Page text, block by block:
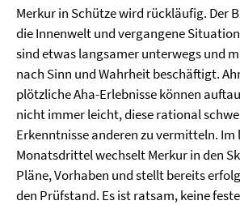
Merkur in Schütze wird rückläufig. Der
die Innenwelt und vergangene
sind etwas langsamer unterwegs und
nach Sinn und Wahrheit beschäftigt.
plötzliche Aha-Erlebnisse können
nicht immer leicht, diese rational
Erkenntnisse anderen zu vermitteln. Im
Monatsdrittel wechselt Merkur in den
Pläne, Vorhaben und stellt bereits
den Prüfstand. Es ist ratsam, keine